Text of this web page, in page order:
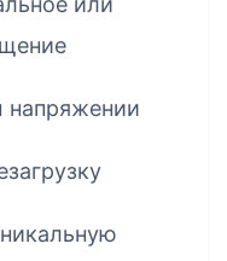
напряжении